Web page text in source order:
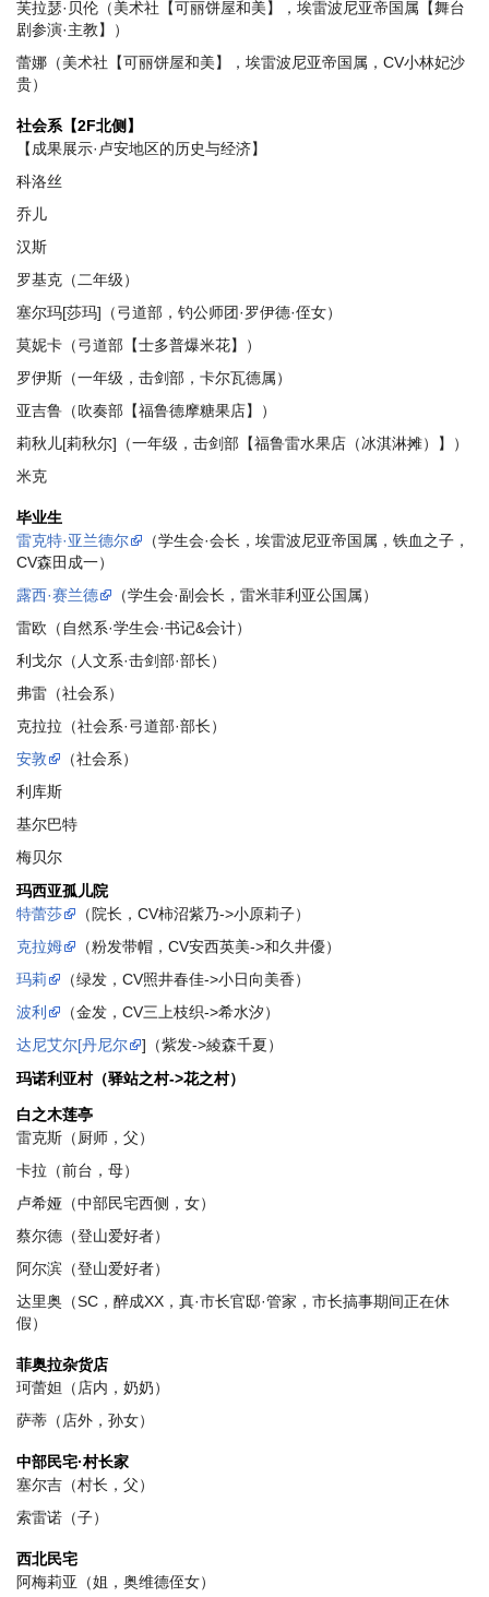
芙拉瑟·贝伦（美术社【可丽饼屋和美】，埃雷波尼亚帝国属【舞台
剧参演·主教】）
蕾娜（美术社【可丽饼屋和美】，埃雷波尼亚帝国属，CV小林妃沙
贵）
社会系【2F北侧】
【成果展示·卢安地区的历史与经济】
科洛丝
乔儿
汉斯
罗基克（二年级）
塞尔玛[莎玛]（弓道部，钓公师团·罗伊德·侄女）
莫妮卡（弓道部【士多普爆米花】）
罗伊斯（一年级，击剑部，卡尔瓦德属）
亚吉鲁（吹奏部【福鲁德摩糖果店】）
莉秋儿[莉秋尔]（一年级，击剑部【福鲁雷水果店（冰淇淋摊）】）
米克
毕业生
雷克特·亚兰德尔
（学生会·会长，埃雷波尼亚帝国属，铁血之子，
CV森田成一）
露西·赛兰德
（学生会·副会长，雷米菲利亚公国属）
雷欧（自然系·学生会·书记&会计）
利戈尔（人文系·击剑部·部长）
弗雷（社会系）
克拉拉（社会系·弓道部·部长）
安敦
（社会系）
利库斯
基尔巴特
梅贝尔
玛西亚孤儿院
特蕾莎
（院长，CV柿沼紫乃->小原莉子）
克拉姆
（粉发带帽，CV安西英美->和久井優）
玛莉
（绿发，CV照井春佳->小日向美香）
波利
（金发，CV三上枝织->希水汐）
达尼艾尔[丹尼尔
]（紫发->綾森千夏）
玛诺利亚村（驿站之村->花之村）
白之木莲亭
雷克斯（厨师，父）
卡拉（前台，母）
卢希娅（中部民宅西侧，女）
蔡尔德（登山爱好者）
阿尔滨（登山爱好者）
达里奥（SC，醉成XX，真·市长官邸·管家，市长搞事期间正在休
假）
菲奥拉杂货店
珂蕾妲（店内，奶奶）
萨蒂（店外，孙女）
中部民宅·村长家
塞尔吉（村长，父）
索雷诺（子）
西北民宅
阿梅莉亚（姐，奥维德侄女）